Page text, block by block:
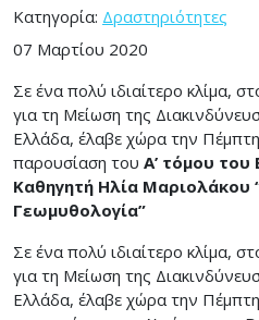
Κατηγορία: Δραστηριότητες
07 Μαρτίου 2020
Σε ένα πολύ ιδιαίτερο κλίμα,
για τη Μείωση της
Ελλάδα, έλαβε χώρα την
παρουσίαση του Α’ τόμου του
Καθηγητή Ηλία Μαριολάκου
Γεωμυθολογία”
Σε ένα πολύ ιδιαίτερο κλίμα,
για τη Μείωση της
Ελλάδα, έλαβε χώρα την